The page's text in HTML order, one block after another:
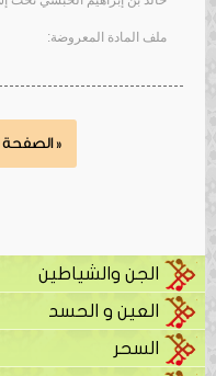
ملف المادة المعروضة:
« الصفحة
الجن والشياطين
العين و الحسد
السحر